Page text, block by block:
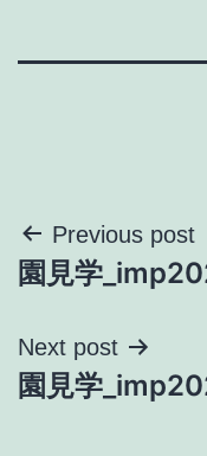
投
稿
ナ
ビ
Previous post
園見学
Next post
園見学